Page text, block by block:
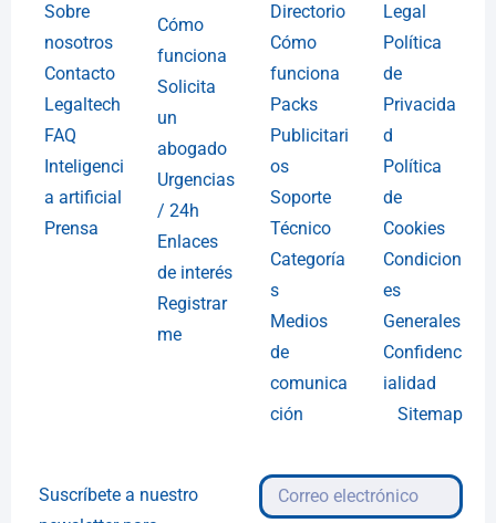
Sobre
nosotros
Contacto
Legaltech
FAQ
Inteligenci
a artificial
Prensa
Cómo
funciona
Solicita
un
abogado
Urgencias
/ 24h
Enlaces
de interés
Registrar
me
Directorio
Cómo
funciona
Packs
Publicitari
os
Soporte
Técnico
Categoría
s
Medios
de
comunica
ción
Legal
Política
de
Privacida
d
Política
de
Cookies
Condicion
es
Generales
Confidenc
ialidad
Sitemap
Suscríbete a nuestro